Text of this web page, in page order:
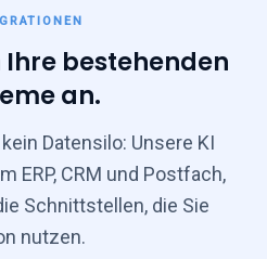
bestehenden
an.
Datensilo: Unsere KI
ERP, CRM und Postfach,
Schnittstellen, die Sie
nutzen.